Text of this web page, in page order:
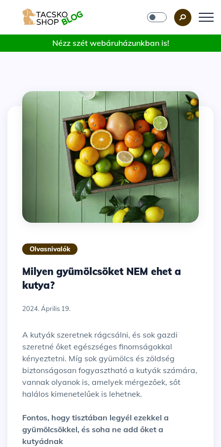
Nézz szét webáruházunkban is!
Olvasnivalók
Milyen gyümölcsöket NEM ehet a
kutya?
2024. Április 19.
A kutyák szeretnek rágcsálni, és sok gazdi
szeretné őket egészséges finomságokkal
kényeztetni. Míg sok gyümölcs és zöldség
biztonságosan fogyasztható a kutyák számára,
vannak olyanok is, amelyek mérgezőek, sőt
halálos kimenetelűek is lehetnek.
Fontos, hogy tisztában legyél ezekkel a
gyümölcsökkel, és soha ne add őket a
kutyádnak